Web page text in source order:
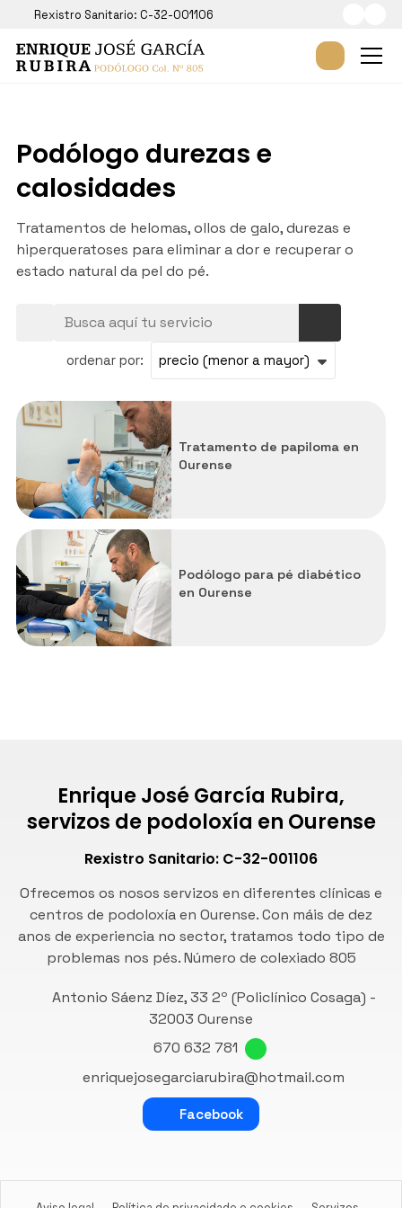
Rexistro Sanitario: C-32-001106
Podólogo durezas e
calosidades
Tratamentos de helomas, ollos de galo, durezas e
hiperqueratoses para eliminar a dor e recuperar o
estado natural da pel do pé.
ordenar por:
Todos los servicios
Estudio da pisada
Ortesis de silicona
Podólogo durezas e calosidades
Podólogo problemas uñas pés
Carballiño
Tratamento de papiloma en
Ourense
Podólogo para pé diabético
en Ourense
Enrique José García Rubira,
servizos de podoloxía en Ourense
Rexistro Sanitario: C-32-001106
Ofrecemos os nosos servizos en diferentes clínicas e
centros de podoloxía en Ourense. Con máis de dez
anos de experiencia no sector, tratamos todo tipo de
problemas nos pés. Número de colexiado 805
Antonio Sáenz Díez, 33 2º (Policlínico Cosaga) -
32003 Ourense
670 632 781
enriquejosegarciarubira@hotmail.com
Facebook